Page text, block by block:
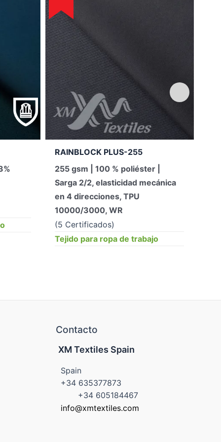
RAINBLOCK PLUS-255
255 gsm | 100 % poliéster |
Sarga 2/2, elasticidad mecánica
en 4 direcciones, TPU
10000/3000, WR
(5 Certificados)
Tejido para ropa de trabajo
Contacto
XM Textiles Spain
Spain
+34 635377873
+34 605184467
info@xmtextiles.com